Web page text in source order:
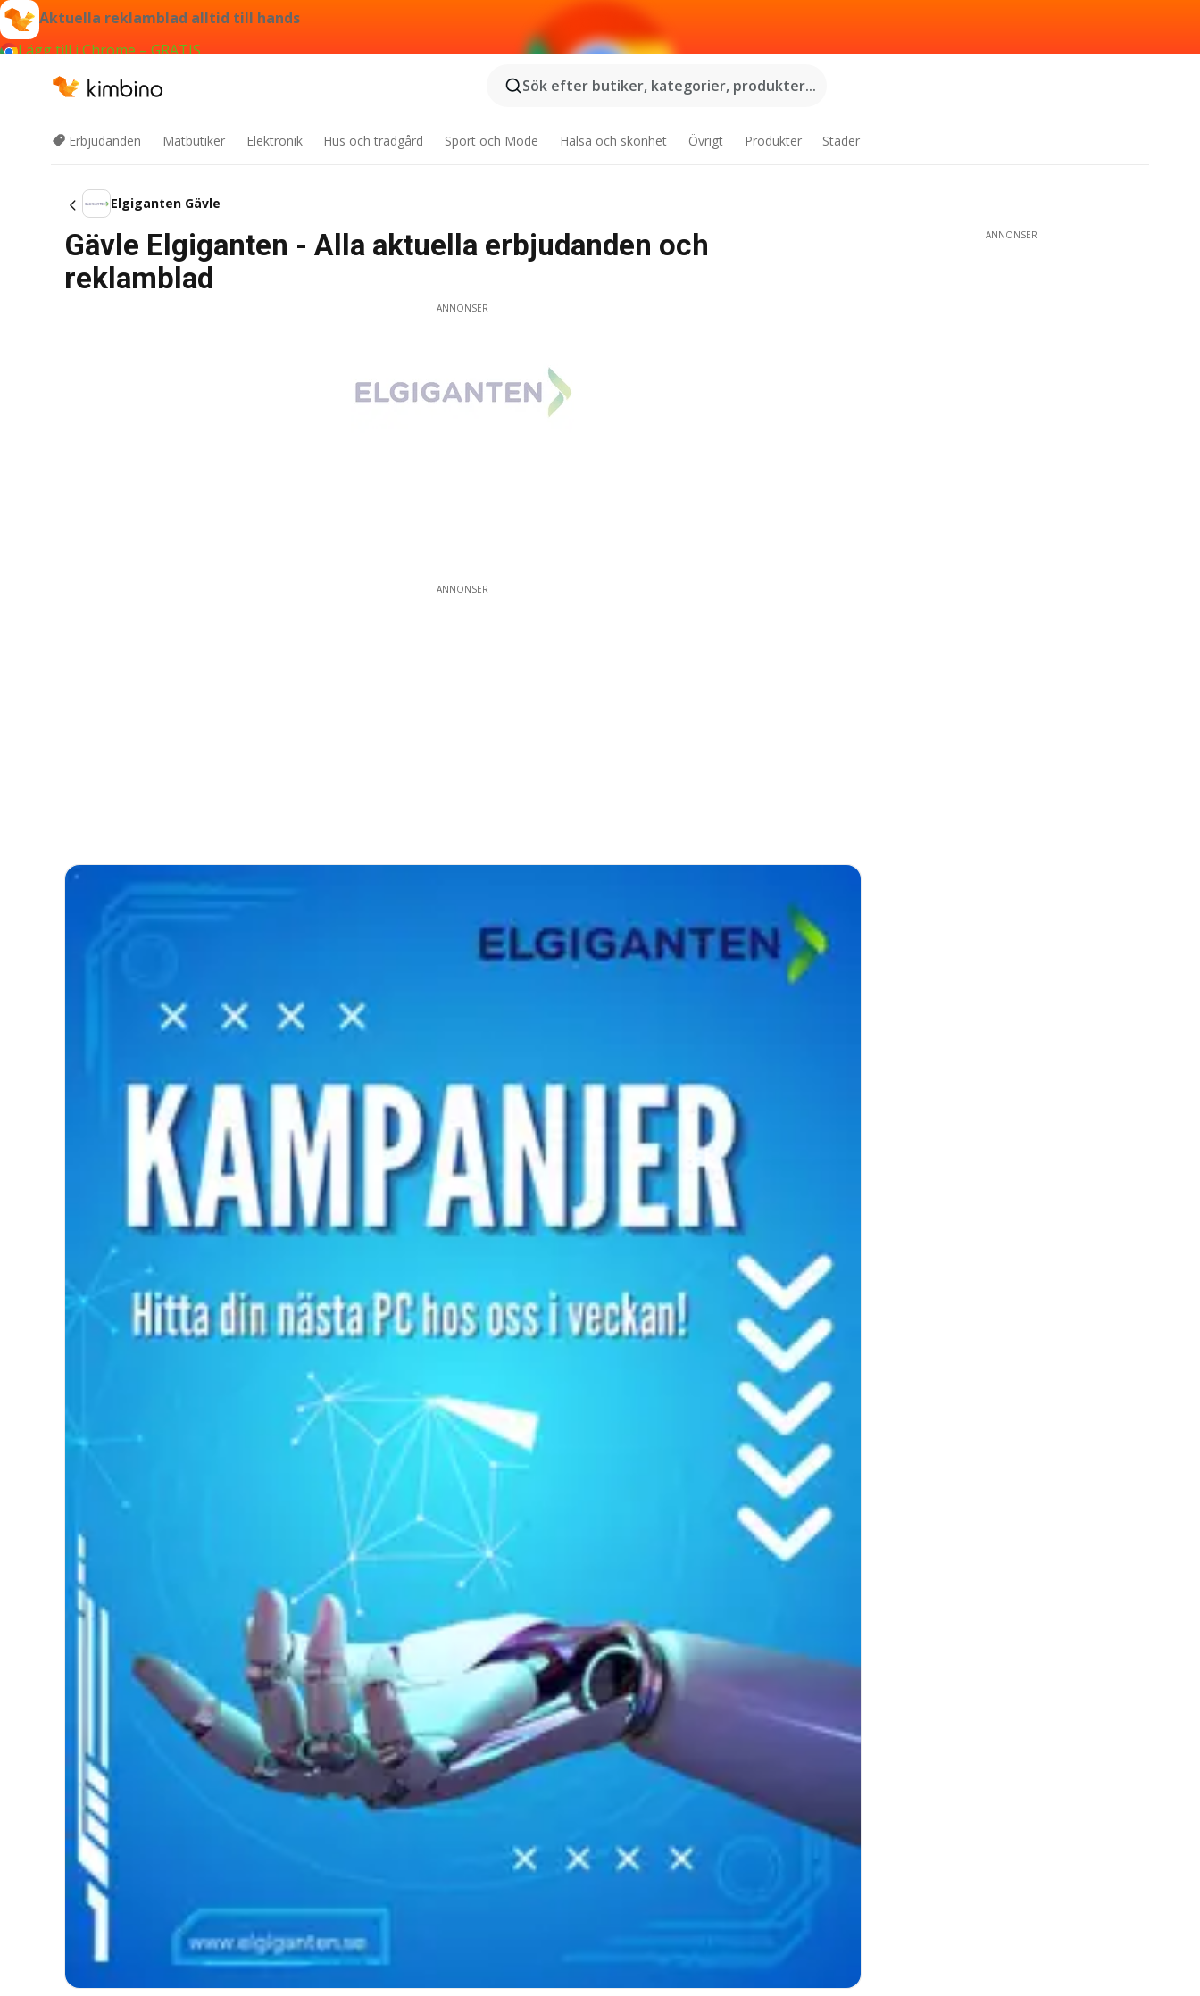
Aktuella reklamblad alltid till hands
Lägg till i Chrome – GRATIS
Sök efter butiker, kategorier, produkter...
Erbjudanden Matbutiker Elektronik Hus och trädgård Sport och Mode Hälsa och skönhet Övrigt Produkter Städer
Elgiganten Gävle
Gävle Elgiganten - Alla aktuella erbjudanden och
reklamblad
ANNONSER
ANNONSER
ANNONSER